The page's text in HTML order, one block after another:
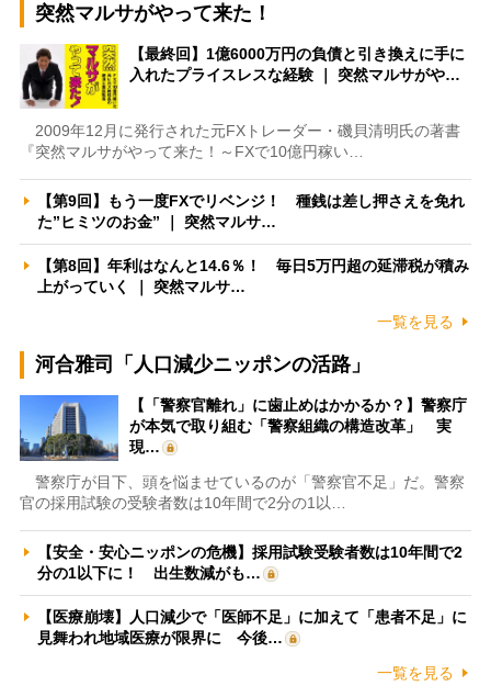
突然マルサがやって来た！
【最終回】1億6000万円の負債と引き換えに手に
入れたプライスレスな経験 ｜ 突然マルサがや…
2009年12月に発行された元FXトレーダー・磯貝清明氏の著書
『突然マルサがやって来た！～FXで10億円稼い…
【第9回】もう一度FXでリベンジ！ 種銭は差し押さえを免れ
た”ヒミツのお金” ｜ 突然マルサ…
【第8回】年利はなんと14.6％！ 毎日5万円超の延滞税が積み
上がっていく ｜ 突然マルサ…
一覧を見る
河合雅司「人口減少ニッポンの活路」
【「警察官離れ」に歯止めはかかるか？】警察庁
が本気で取り組む「警察組織の構造改革」 実
現…
警察庁が目下、頭を悩ませているのが「警察官不足」だ。警察
官の採用試験の受験者数は10年間で2分の1以…
【安全・安心ニッポンの危機】採用試験受験者数は10年間で2
分の1以下に！ 出生数減がも…
【医療崩壊】人口減少で「医師不足」に加えて「患者不足」に
見舞われ地域医療が限界に 今後…
一覧を見る